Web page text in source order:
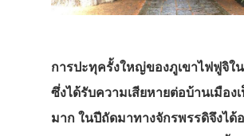
การปะทุครั้งใหญ่ของภูเขาไฟฟูจิใ
ซึ่งได้รับความเสียหายต่อบ้านเมือง
มาก ในปีถัดมาทางจักรพรรดิจึงได้